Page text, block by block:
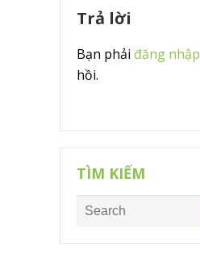
Trả lời
Bạn phải đăng nhập
hồi.
TÌM KIẾM